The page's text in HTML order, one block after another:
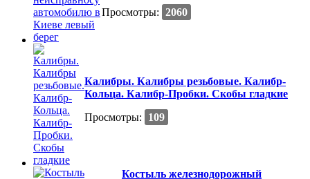
Просмотры: 2060
Калибры. Калибры резьбовые. Калибр-
Кольца. Калибр-Пробки. Скобы гладкие
Просмотры:
109
Костыль железнодорожный